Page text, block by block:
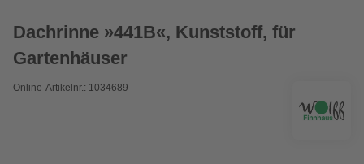
Dachrinne »441B«, Kunststoff, für
Gartenhäuser
Online-Artikelnr.: 1034689